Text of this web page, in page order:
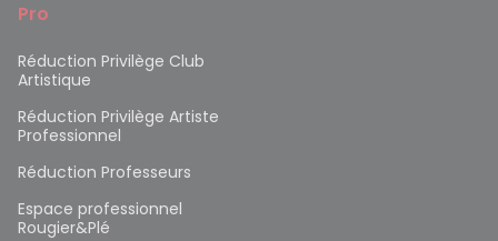
Pro
Réduction Privilège Club
Artistique
Réduction Privilège Artiste
Professionnel
Réduction Professeurs
Espace professionnel
Rougier&Plé